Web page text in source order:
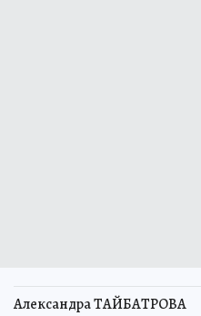
Александра ТАЙБАТРОВА